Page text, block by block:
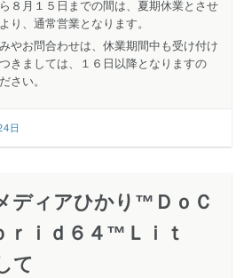
８月１５日までの間は、夏期休業とさせ
り、通常営業となります。
やお問合わせは、休業期間中も受け付け
きましては、１６日以降となりますの
さい。
日
ディアひかり™ＤｏＣ
ｒｉｄ６４™Ｌｉｔ
て